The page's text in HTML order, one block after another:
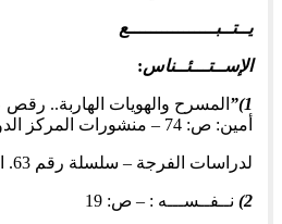
يــتــبــــــــــــــــع
الإســتـــئــناس:
1)”
المسرح والهويات الهاربة..
أمين: ص: 74 – منشورات المركز الدولي
لدراسات الفرجة – سلسلة رقم 63. الطبعة 1/ 2019
2) نــفــســـه : – ص: 19